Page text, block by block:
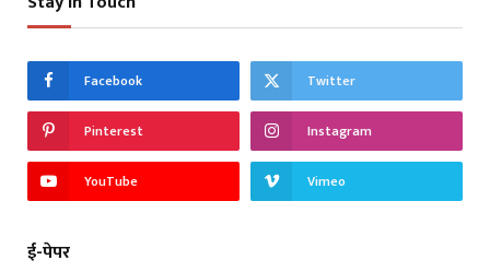
Facebook Twitter
Pinterest Instagram
YouTube Vimeo
ई-पेपर